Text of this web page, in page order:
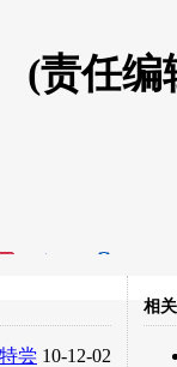
(责任编
转发至：
10-12-02
尝
相